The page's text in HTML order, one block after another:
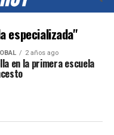
especializada"
2 años ago
en la primera escuela